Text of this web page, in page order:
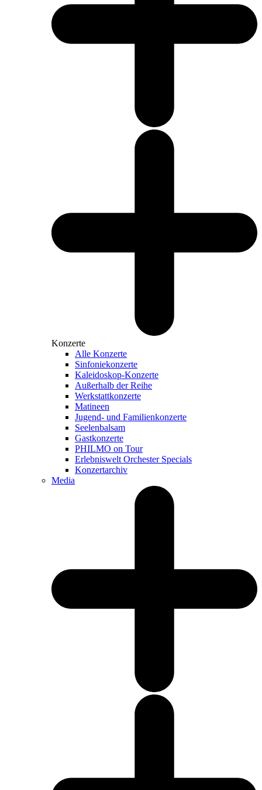
Konzerte
Alle Konzerte
Sinfoniekonzerte
Kaleidoskop-Konzerte
Außerhalb der Reihe
Werkstattkonzerte
Matineen
Jugend- und Familienkonzerte
Seelenbalsam
Gastkonzerte
PHILMO on Tour
Erlebniswelt Orchester Specials
Konzertarchiv
Media